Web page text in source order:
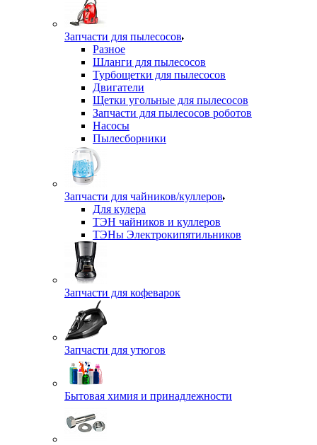
Запчасти для пылесосов
Разное
Шланги для пылесосов
Турбощетки для пылесосов
Двигатели
Щетки угольные для пылесосов
Запчасти для пылесосов роботов
Насосы
Пылесборники
Запчасти для чайников/куллеров
Для кулера
ТЭН чайников и куллеров
ТЭНы Электрокипятильников
Запчасти для кофеварок
Запчасти для утюгов
Бытовая химия и принадлежности